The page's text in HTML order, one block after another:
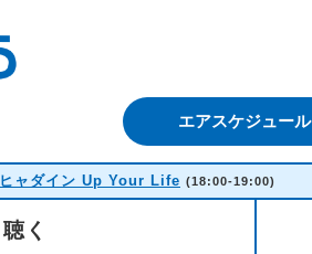
エアスケジュール
ヒャダイン Up Your Life (18:00-19:00)
聴く